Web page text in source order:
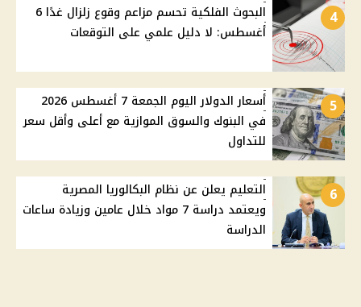
4
البحوث الفلكية تحسم مزاعم وقوع زلزال غدًا 6
أغسطس: لا دليل علمي على التوقعات
5
أسعار الدولار اليوم الجمعة 7 أغسطس 2026
في البنوك والسوق الموازية مع أعلى وأقل سعر
للتداول
6
التعليم يعلن عن نظام البكالوريا المصرية
ويعتمد دراسة 7 مواد خلال عامين وزيادة ساعات
الدراسة